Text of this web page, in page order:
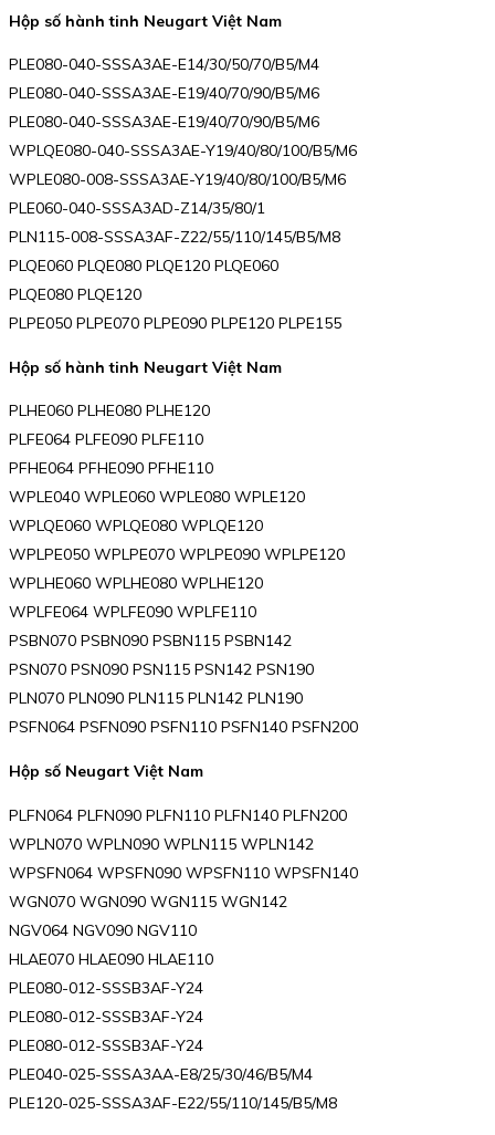
Hộp số hành tinh Neugart Việt Nam
PLE080-040-SSSA3AE-E14/30/50/70/B5/M4
PLE080-040-SSSA3AE-E19/40/70/90/B5/M6
PLE080-040-SSSA3AE-E19/40/70/90/B5/M6
WPLQE080-040-SSSA3AE-Y19/40/80/100/B5/M6
WPLE080-008-SSSA3AE-Y19/40/80/100/B5/M6
PLE060-040-SSSA3AD-Z14/35/80/1
PLN115-008-SSSA3AF-Z22/55/110/145/B5/M8
PLQE060 PLQE080 PLQE120 PLQE060
PLQE080 PLQE120
PLPE050 PLPE070 PLPE090 PLPE120 PLPE155
Hộp số hành tinh Neugart Việt Nam
PLHE060 PLHE080 PLHE120
PLFE064 PLFE090 PLFE110
PFHE064 PFHE090 PFHE110
WPLE040 WPLE060 WPLE080 WPLE120
WPLQE060 WPLQE080 WPLQE120
WPLPE050 WPLPE070 WPLPE090 WPLPE120
WPLHE060 WPLHE080 WPLHE120
WPLFE064 WPLFE090 WPLFE110
PSBN070 PSBN090 PSBN115 PSBN142
PSN070 PSN090 PSN115 PSN142 PSN190
PLN070 PLN090 PLN115 PLN142 PLN190
PSFN064 PSFN090 PSFN110 PSFN140 PSFN200
Hộp số Neugart Việt Nam
PLFN064 PLFN090 PLFN110 PLFN140 PLFN200
WPLN070 WPLN090 WPLN115 WPLN142
WPSFN064 WPSFN090 WPSFN110 WPSFN140
WGN070 WGN090 WGN115 WGN142
NGV064 NGV090 NGV110
HLAE070 HLAE090 HLAE110
PLE080-012-SSSB3AF-Y24
PLE080-012-SSSB3AF-Y24
PLE080-012-SSSB3AF-Y24
PLE040-025-SSSA3AA-E8/25/30/46/B5/M4
PLE120-025-SSSA3AF-E22/55/110/145/B5/M8